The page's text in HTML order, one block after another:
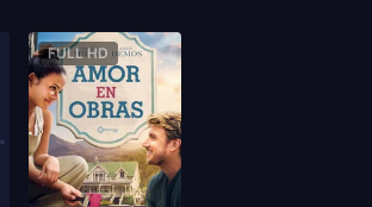
FULL HD